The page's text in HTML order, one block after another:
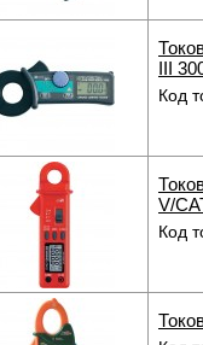
III
Код
V/
Код